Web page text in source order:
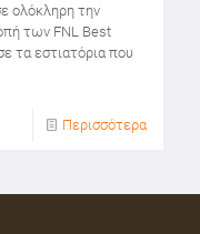
ολόκληρη την
των FNL Best
τα εστιατόρια που
Περισσότερα